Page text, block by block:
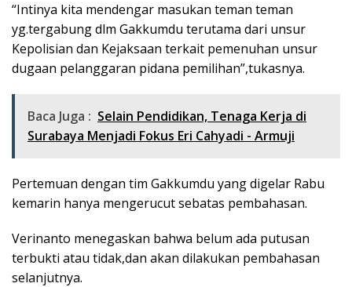
“Intinya kita mendengar masukan teman teman
yg.tergabung dlm Gakkumdu terutama dari unsur
Kepolisian dan Kejaksaan terkait pemenuhan unsur
dugaan pelanggaran pidana pemilihan”,tukasnya.
Baca Juga : Selain Pendidikan, Tenaga Kerja di
Surabaya Menjadi Fokus Eri Cahyadi - Armuji
Pertemuan dengan tim Gakkumdu yang digelar Rabu
kemarin hanya mengerucut sebatas pembahasan.
Verinanto menegaskan bahwa belum ada putusan
terbukti atau tidak,dan akan dilakukan pembahasan
selanjutnya.